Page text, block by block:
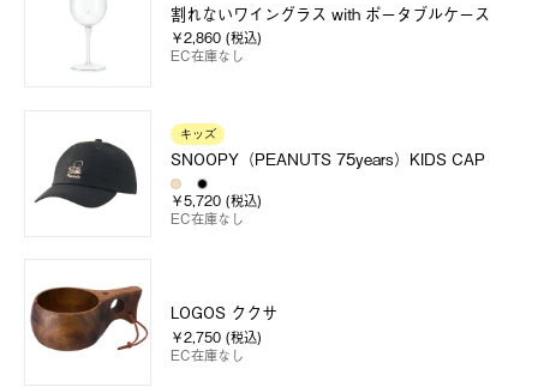
割れないワイングラス with ポータブルケース
￥2,860 (税込)
EC在庫なし
キッズ
SNOOPY（PEANUTS 75years）KIDS CAP
￥5,720 (税込)
EC在庫なし
LOGOS ククサ
￥2,750 (税込)
EC在庫なし